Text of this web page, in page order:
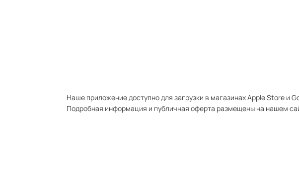
Наше приложение доступно для загрузки в магазинах Apple Store и
Подробная информация и публичная оферта размещены на нашем